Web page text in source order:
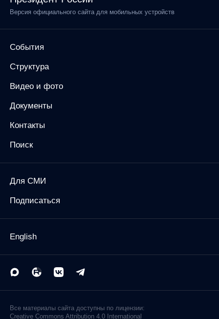
Версия официального сайта для мобильных устройств
События
Структура
Видео и фото
Документы
Контакты
Поиск
Для СМИ
Подписаться
English
Все материалы сайта доступны по лицензии:
Creative Commons Attribution 4.0 International